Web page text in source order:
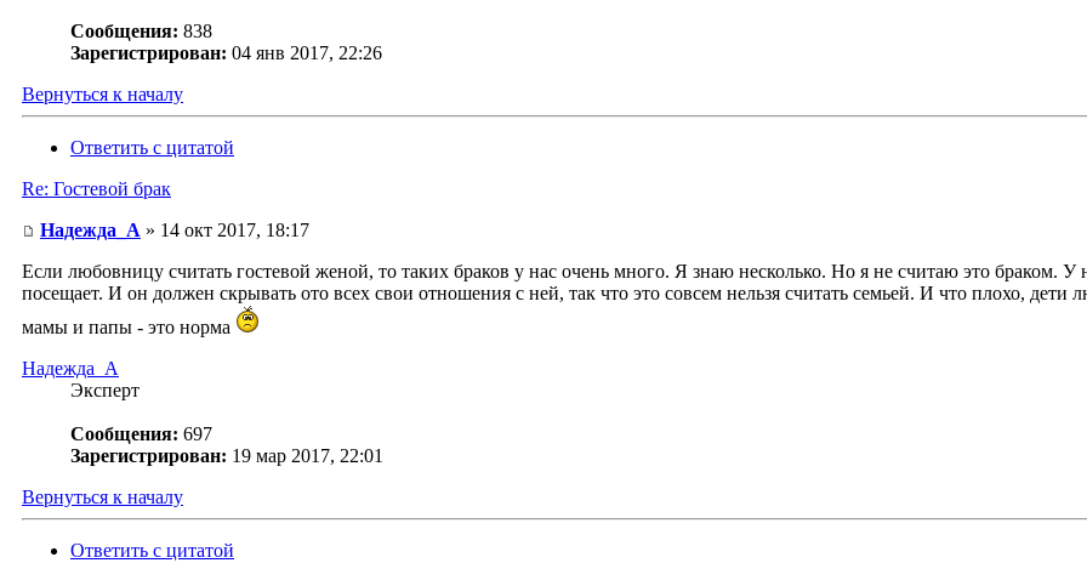
Сообщения: 838
Зарегистрирован: 04 янв 2017, 22:26
Вернуться к началу
Ответить с цитатой
Re: Гостевой брак
Надежда_А » 14 окт 2017, 18:17
Если любовницу считать гостевой женой, то таких браков у нас очень много. Я знаю несколько. Но я не считаю это браком. У
посещает. И он должен скрывать ото всех свои отношения с ней, так что это совсем нельзя считать семьей. И что плохо,
мамы и папы - это норма
Надежда_А
Эксперт
Сообщения: 697
Зарегистрирован: 19 мар 2017, 22:01
Вернуться к началу
Ответить с цитатой